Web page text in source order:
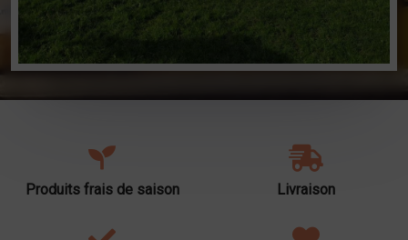
Produits frais de saison Livraison